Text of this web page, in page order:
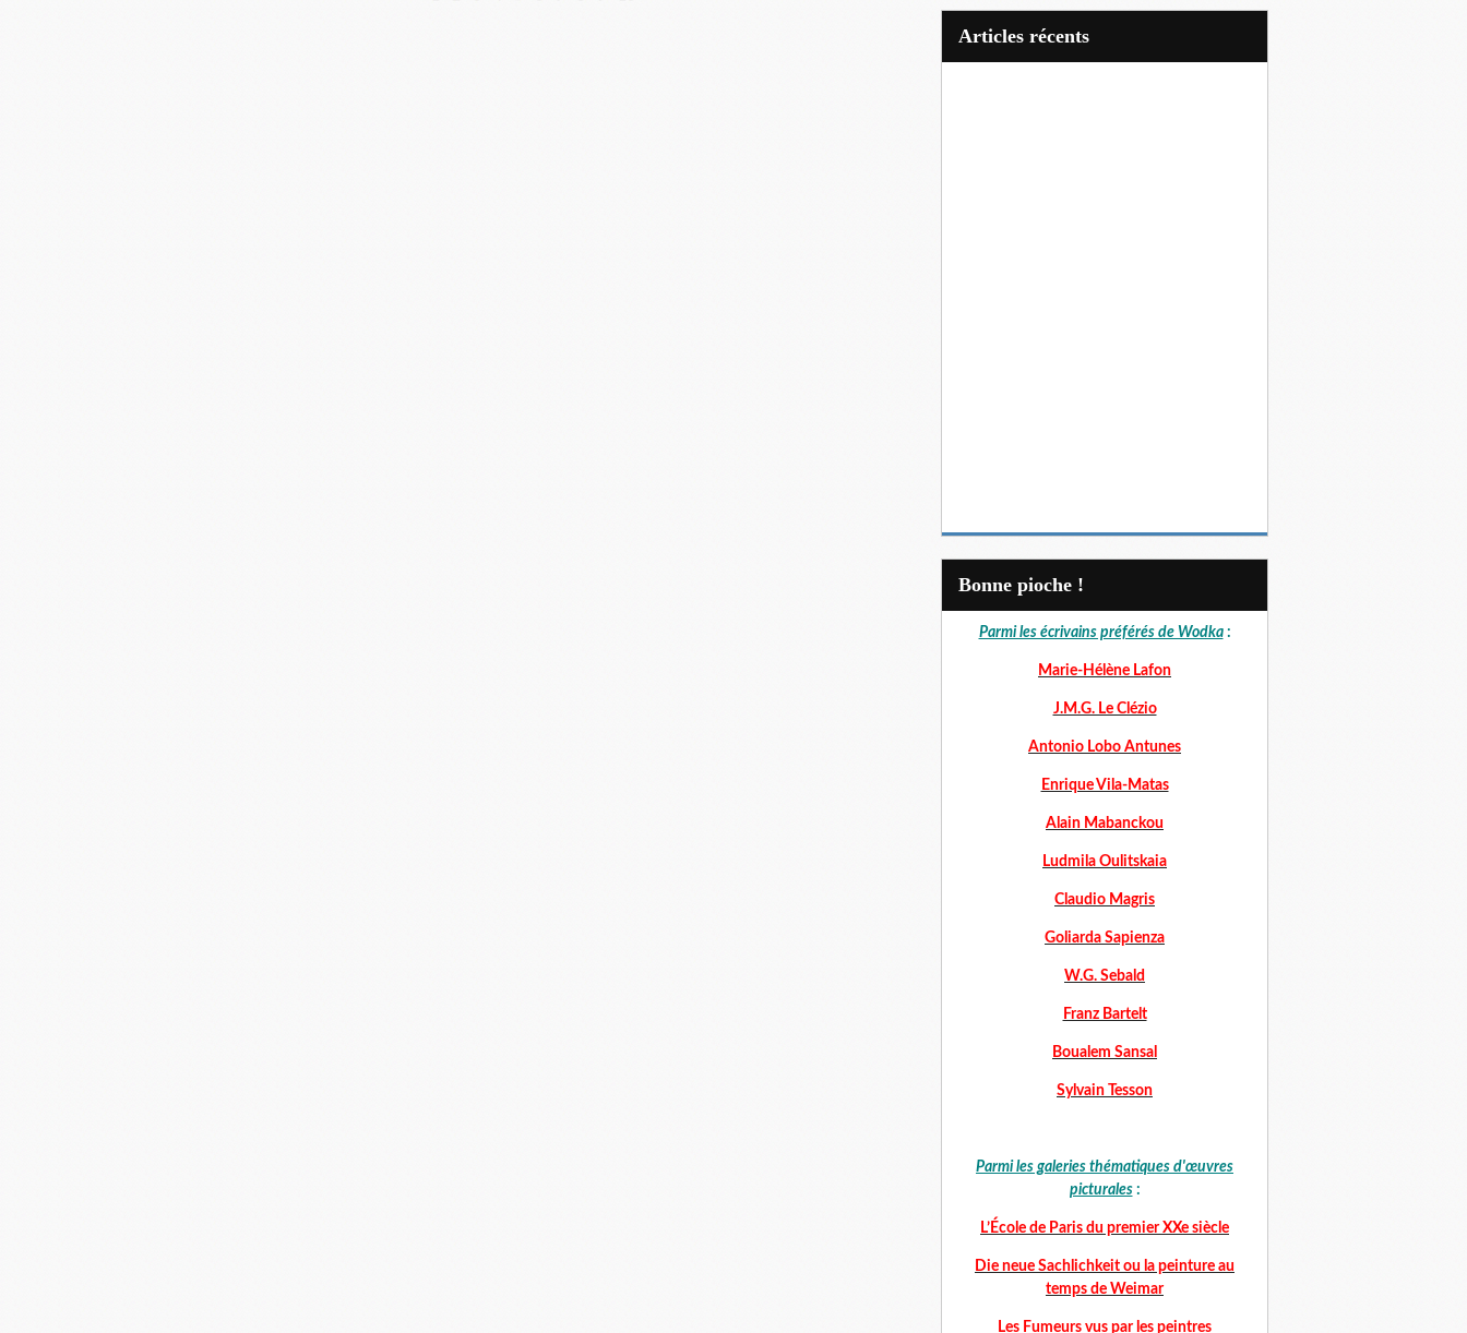
articles récents
Bonne pioche !
Parmi les écrivains préférés de Wodka:
Marie-Hélène Lafon
J.M.G. Le Clézio
Antonio Lobo Antunes
Enrique Vila-Matas
Alain Mabanckou
Ludmila Oulitskaia
Claudio Magris
Goliarda Sapienza
W.G. Sebald
Franz Bartelt
Boualem Sansal
Sylvain Tesson
Parmi les galeries thématiques d'œuvres
picturales:
L’École de Paris du premier XXe siècle
Die neue Sachlichkeit ou la peinture au
temps de Weimar
Les Fumeurs vus par les peintres